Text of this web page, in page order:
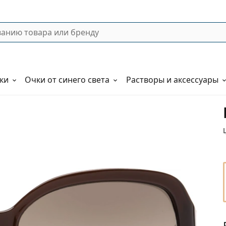
Очки от синего света Растворы и аксессуары